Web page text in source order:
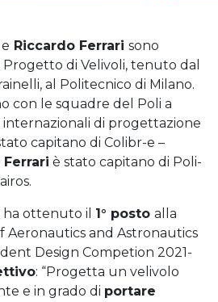
e Riccardo Ferrari sono
di Velivoli, tenuto dal
al Politecnico di Milano.
con le squadre del Poli a
di progettazione
capitano di Colibr-e –
Ferrari è stato capitano di Poli-
ha ottenuto il 1° posto alla
Aeronautics and Astronautics
Design Competion 2021-
: “Progetta un velivolo
e in grado di portare